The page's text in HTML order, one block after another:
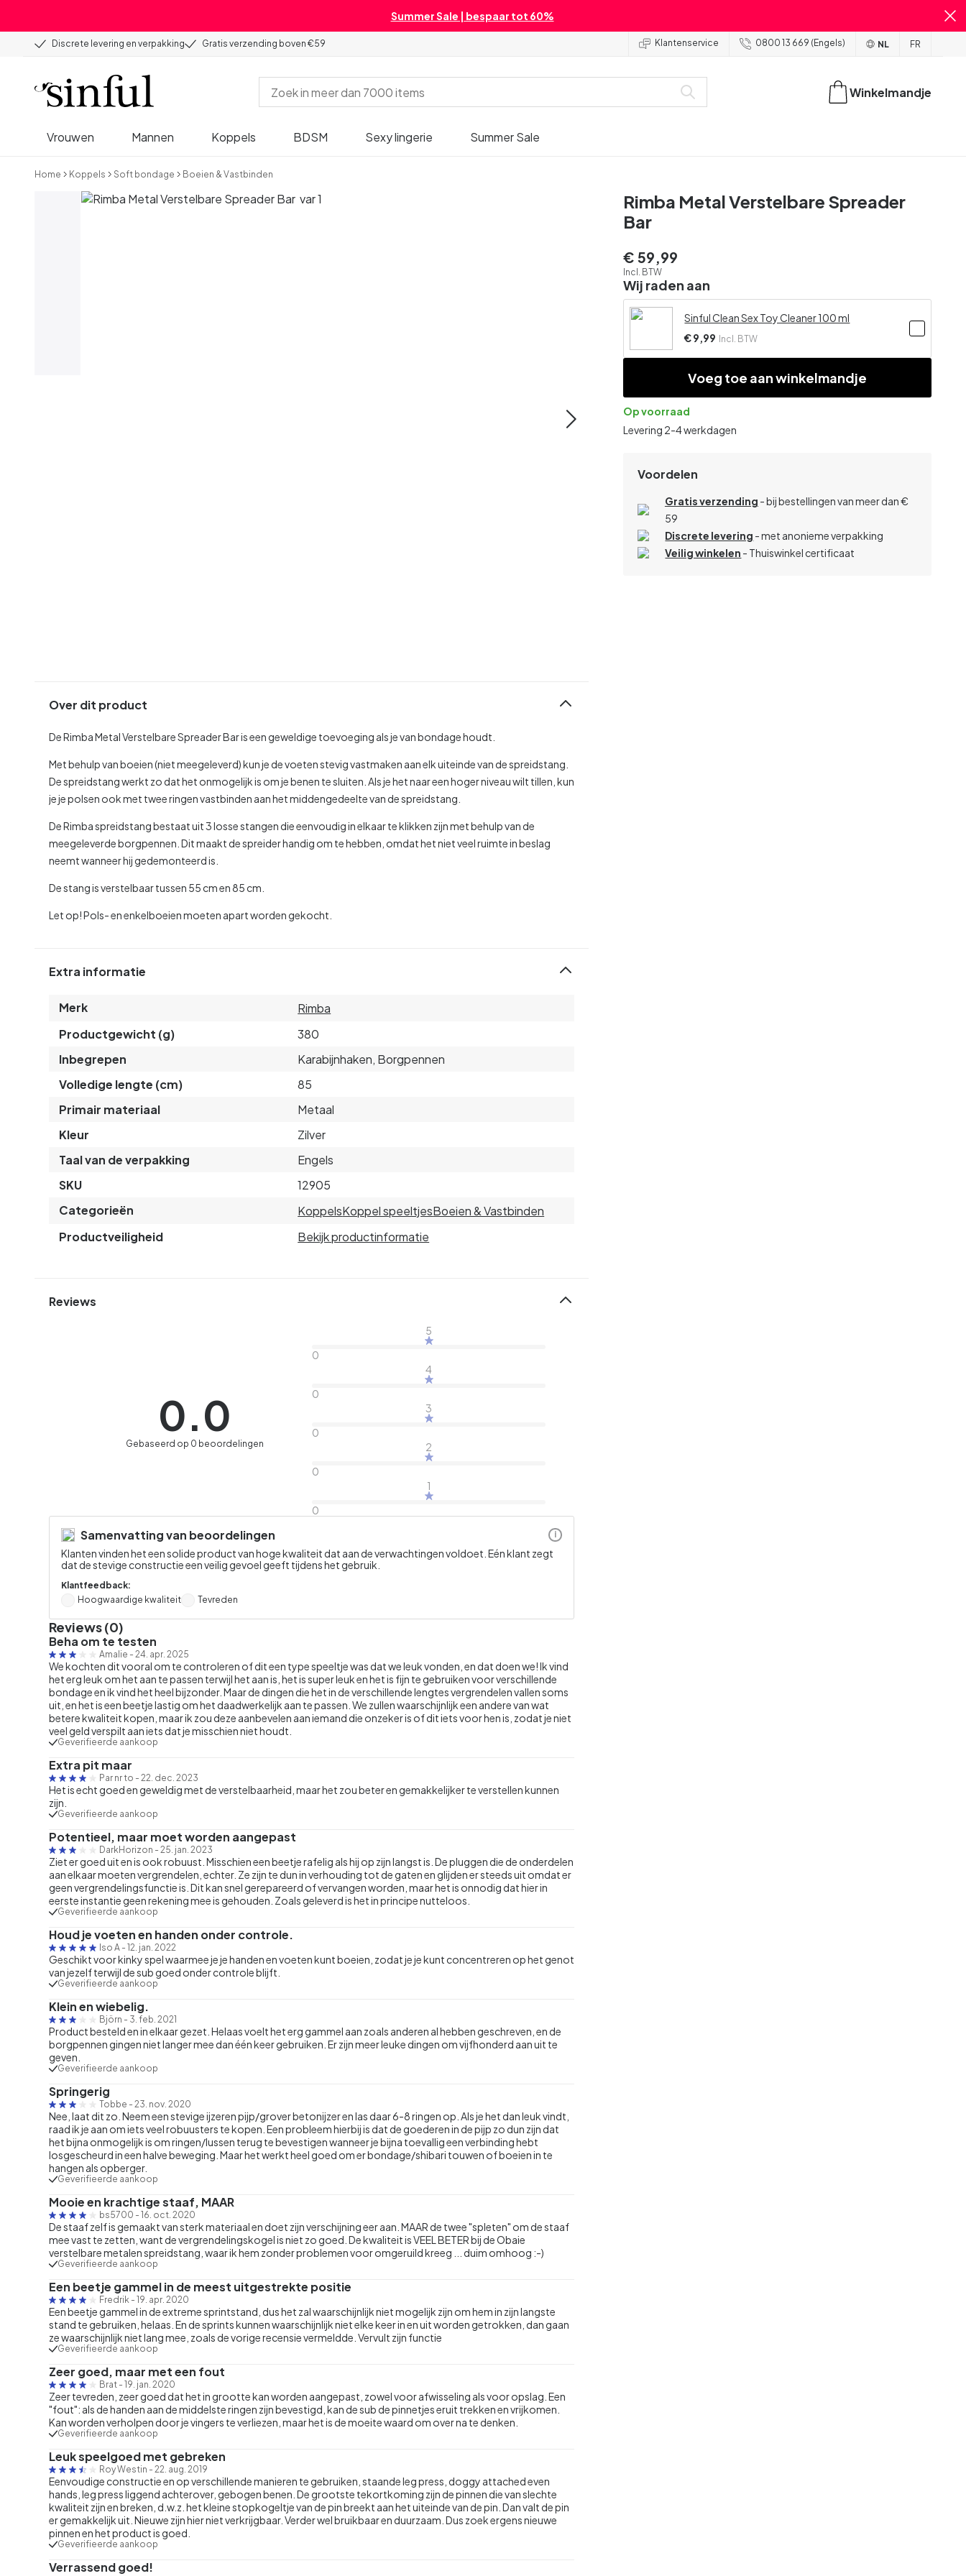
Summer Sale | bespaar tot 60%
Discrete levering en verpakking Gratis verzending boven €59 Klantenservice 0800 13 669 (Engels) NL FR
Vrouwen Mannen Koppels BDSM Sexy lingerie Summer Sale
Winkelmandje
Home Koppels Soft bondage Boeien & Vastbinden
Rimba Metal Verstelbare Spreader
Bar
€ 59,99
Incl. BTW
Wij raden aan
Sinful Clean Sex Toy Cleaner 100 ml
€ 9,99 Incl. BTW
Voeg toe aan winkelmandje
Op voorraad
Levering 2-4 werkdagen
Voordelen
Gratis verzending - bij bestellingen van meer dan €
59
Discrete levering - met anonieme verpakking
Veilig winkelen - Thuiswinkel certificaat
Over dit product
De Rimba Metal Verstelbare Spreader Bar is een geweldige toevoeging als je van bondage houdt.
Met behulp van boeien (niet meegeleverd) kun je de voeten stevig vastmaken aan elk uiteinde van de spreidstang.
De spreidstang werkt zo dat het onmogelijk is om je benen te sluiten. Als je het naar een hoger niveau wilt tillen, kun
je je polsen ook met twee ringen vastbinden aan het middengedeelte van de spreidstang.
De Rimba spreidstang bestaat uit 3 losse stangen die eenvoudig in elkaar te klikken zijn met behulp van de
meegeleverde borgpennen. Dit maakt de spreider handig om te hebben, omdat het niet veel ruimte in beslag
neemt wanneer hij gedemonteerd is.
De stang is verstelbaar tussen 55 cm en 85 cm.
Let op! Pols- en enkelboeien moeten apart worden gekocht.
Extra informatie
Merk
Rimba
Productgewicht (g)
380
Inbegrepen
Karabijnhaken, Borgpennen
Volledige lengte (cm)
85
Primair materiaal
Metaal
Kleur
Zilver
Taal van de verpakking
Engels
SKU
12905
Categorieën
KoppelsKoppel speeltjesBoeien & Vastbinden
Productveiligheid
Bekijk productinformatie
Reviews
0.0
Gebaseerd op 0 beoordelingen
5
0
4
0
3
0
2
0
1
0
Samenvatting van beoordelingen
Klanten vinden het een solide product van hoge kwaliteit dat aan de verwachtingen voldoet. Eén klant zegt
dat de stevige constructie een veilig gevoel geeft tijdens het gebruik.
Klantfeedback:
Hoogwaardige kwaliteit
Tevreden
i
Reviews (0)
Beha om te testen
Amalie - 24. apr. 2025
We kochten dit vooral om te controleren of dit een type speeltje was dat we leuk vonden, en dat doen we! Ik vind
het erg leuk om het aan te passen terwijl het aan is, het is super leuk en het is fijn te gebruiken voor verschillende
bondage en ik vind het heel bijzonder. Maar de dingen die het in de verschillende lengtes vergrendelen vallen soms
uit, en het is een beetje lastig om het daadwerkelijk aan te passen. We zullen waarschijnlijk een andere van wat
betere kwaliteit kopen, maar ik zou deze aanbevelen aan iemand die onzeker is of dit iets voor hen is, zodat je niet
veel geld verspilt aan iets dat je misschien niet houdt.
Geverifieerde aankoop
Extra pit maar
Par nr to - 22. dec. 2023
Het is echt goed en geweldig met de verstelbaarheid, maar het zou beter en gemakkelijker te verstellen kunnen
zijn.
Geverifieerde aankoop
Potentieel, maar moet worden aangepast
DarkHorizon - 25. jan. 2023
Ziet er goed uit en is ook robuust. Misschien een beetje rafelig als hij op zijn langst is. De pluggen die de onderdelen
aan elkaar moeten vergrendelen, echter. Ze zijn te dun in verhouding tot de gaten en glijden er steeds uit omdat er
geen vergrendelingsfunctie is. Dit kan snel gerepareerd of vervangen worden, maar het is onnodig dat hier in
eerste instantie geen rekening mee is gehouden. Zoals geleverd is het in principe nutteloos.
Geverifieerde aankoop
Houd je voeten en handen onder controle.
Iso A - 12. jan. 2022
Geschikt voor kinky spel waarmee je je handen en voeten kunt boeien, zodat je je kunt concentreren op het genot
van jezelf terwijl de sub goed onder controle blijft.
Geverifieerde aankoop
Klein en wiebelig.
Björn - 3. feb. 2021
Product besteld en in elkaar gezet. Helaas voelt het erg gammel aan zoals anderen al hebben geschreven, en de
borgpennen gingen niet langer mee dan één keer gebruiken. Er zijn meer leuke dingen om vijfhonderd aan uit te
geven.
Geverifieerde aankoop
Springerig
Tobbe - 23. nov. 2020
Nee, laat dit zo. Neem een stevige ijzeren pijp/grover betonijzer en las daar 6-8 ringen op. Als je het dan leuk vindt,
raad ik je aan om iets veel robuusters te kopen. Een probleem hierbij is dat de goederen in de pijp zo dun zijn dat
het bijna onmogelijk is om ringen/lussen terug te bevestigen wanneer je bijna toevallig een verbinding hebt
losgescheurd in een halve beweging. Maar het werkt heel goed om er bondage/shibari touwen of boeien in te
hangen als opberger.
Geverifieerde aankoop
Mooie en krachtige staaf, MAAR
bs5700 - 16. oct. 2020
De staaf zelf is gemaakt van sterk materiaal en doet zijn verschijning eer aan. MAAR de twee "spleten" om de staaf
mee vast te zetten, want de vergrendelingskogel is niet zo goed. De kwaliteit is VEEL BETER bij de Obaie
verstelbare metalen spreidstang, waar ik hem zonder problemen voor omgeruild kreeg ... duim omhoog :-)
Geverifieerde aankoop
Een beetje gammel in de meest uitgestrekte positie
Fredrik - 19. apr. 2020
Een beetje gammel in de extreme sprintstand, dus het zal waarschijnlijk niet mogelijk zijn om hem in zijn langste
stand te gebruiken, helaas. En de sprints kunnen waarschijnlijk niet elke keer in en uit worden getrokken, dan gaan
ze waarschijnlijk niet lang mee, zoals de vorige recensie vermeldde. Vervult zijn functie
Geverifieerde aankoop
Zeer goed, maar met een fout
Brat - 19. jan. 2020
Zeer tevreden, zeer goed dat het in grootte kan worden aangepast, zowel voor afwisseling als voor opslag. Een
"fout": als de handen aan de middelste ringen zijn bevestigd, kan de sub de pinnetjes eruit trekken en vrijkomen.
Kan worden verholpen door je vingers te verliezen, maar het is de moeite waard om over na te denken.
Geverifieerde aankoop
Leuk speelgoed met gebreken
Roy Westin - 22. aug. 2019
Eenvoudige constructie en op verschillende manieren te gebruiken, staande leg press, doggy attached even
hands, leg press liggend achterover, gebogen benen. De grootste tekortkoming zijn de pinnen die van slechte
kwaliteit zijn en breken, d.w.z. het kleine stopkogeltje van de pin breekt aan het uiteinde van de pin. Dan valt de pin
er gemakkelijk uit. Nieuwe zijn hier niet verkrijgbaar. Verder wel bruikbaar en duurzaam. Dus zoek ergens nieuwe
pinnen en het product is goed.
Geverifieerde aankoop
Verrassend goed!